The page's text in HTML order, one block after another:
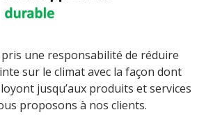
une responsabilité de réduire
sur le climat avec la façon dont
jusqu’aux produits et services
proposons à nos clients.